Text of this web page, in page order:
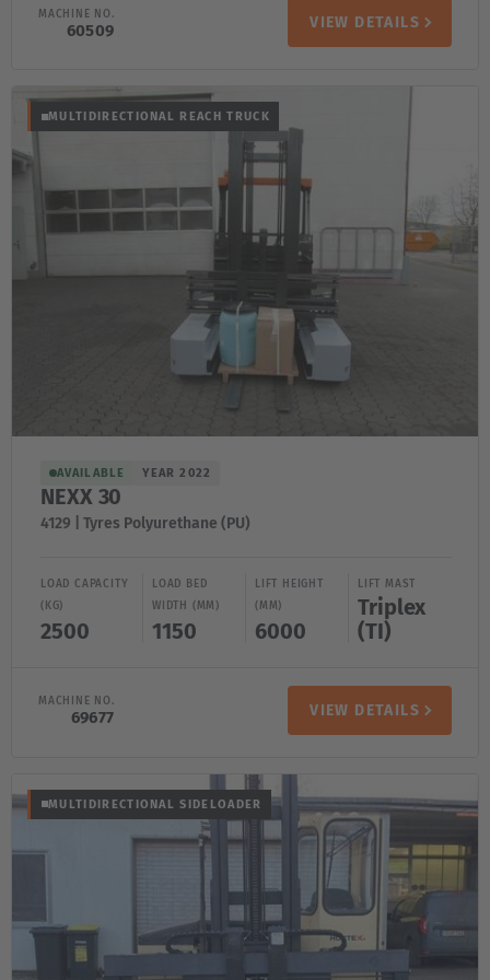
MACHINE NO.
60509 VIEW DETAILS
MULTIDIRECTIONAL REACH TRUCK
AVAILABLE YEAR 2022
NEXX 30
4129 | Tyres Polyurethane (PU)
LOAD CAPACITY
(KG)
2500
LOAD BED
WIDTH (MM)
1150
LIFT HEIGHT
(MM)
6000
LIFT MAST
Triplex
(TI)
MACHINE NO.
69677 VIEW DETAILS
MULTIDIRECTIONAL SIDELOADER